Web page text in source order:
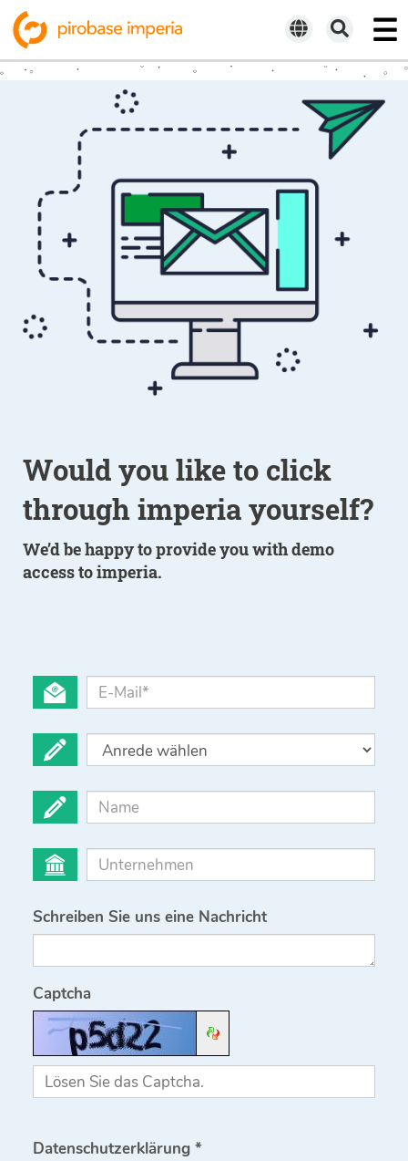
Would you like to click
through imperia yourself?
We’d be happy to provide you with demo
access to imperia.
Schreiben Sie uns eine Nachricht
Captcha
Datenschutzerklärung *